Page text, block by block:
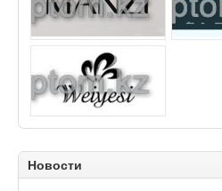
Новости